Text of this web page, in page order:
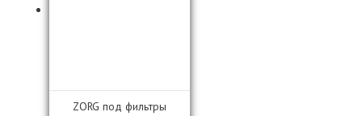
ZORG под фильтры